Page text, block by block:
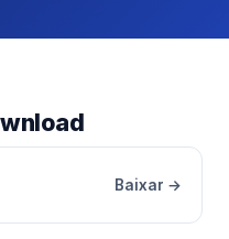
Baixar →